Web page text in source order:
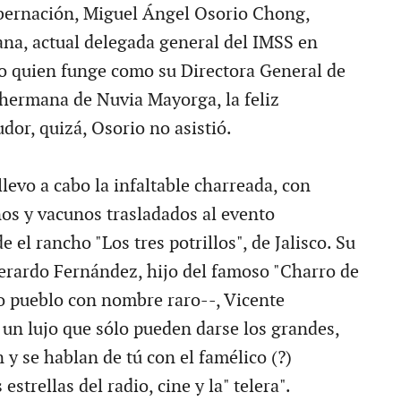
Miguel Ángel Osorio Chong,
actual delegada general del IMSS en
quien funge como su Directora General de
de Nuvia Mayorga, la feliz
quizá, Osorio no asistió.
a cabo la infaltable charreada, con
y vacunos trasladados al evento
el rancho "Los tres potrillos", de Jalisco. Su
Fernández, hijo del famoso "Charro de
con nombre raro--, Vicente
lujo que sólo pueden darse los grandes,
y se hablan de tú con el famélico (?)
estrellas del radio, cine y la" telera".